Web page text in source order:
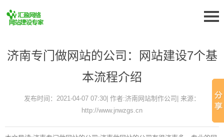
济南专门做网站的公司：网站建设7个基
本流程介绍
发布时间：2021-04-07 07:30| 作者:济南网站制作公司| 来源：
http://www.jnwzgs.cn